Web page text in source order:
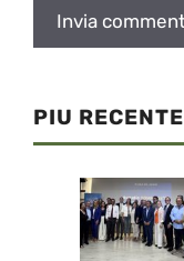
PIU RECENTE